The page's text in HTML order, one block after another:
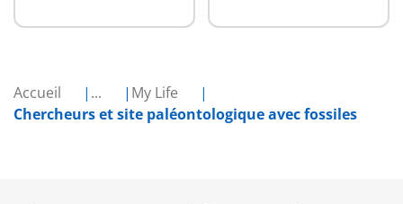
Accueil ...
My Life
Chercheurs et site paléontologique avec fossiles